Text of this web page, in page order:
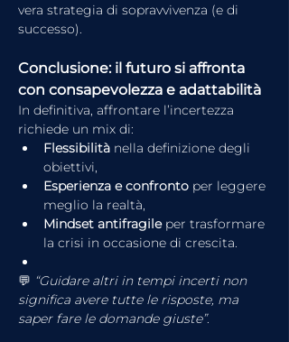
vera strategia di sopravvivenza (e di
successo).
Conclusione: il futuro si affronta
con consapevolezza e adattabilità
In definitiva, affrontare l’incertezza
richiede un mix di:
Flessibilità nella definizione degli
obiettivi,
Esperienza e confronto per leggere
meglio la realtà,
Mindset antifragile per trasformare
la crisi in occasione di crescita.
💬 “Guidare altri in tempi incerti non
significa avere tutte le risposte, ma
saper fare le domande giuste”.